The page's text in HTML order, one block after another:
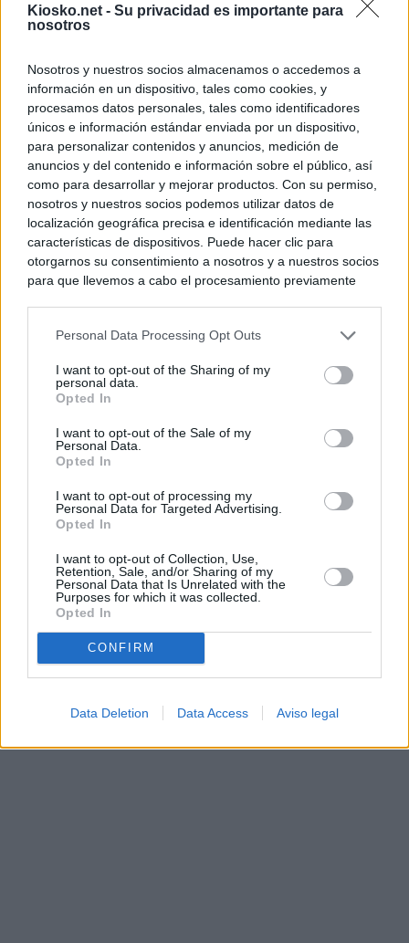
Kiosko.net - Su privacidad es importante para
nosotros
Nosotros y nuestros socios almacenamos o accedemos a
información en un dispositivo, tales como cookies, y
procesamos datos personales, tales como identificadores
únicos e información estándar enviada por un dispositivo,
para personalizar contenidos y anuncios, medición de
anuncios y del contenido e información sobre el público, así
como para desarrollar y mejorar productos. Con su permiso,
nosotros y nuestros socios podemos utilizar datos de
localización geográfica precisa e identificación mediante las
características de dispositivos. Puede hacer clic para
otorgarnos su consentimiento a nosotros y a nuestros socios
para que llevemos a cabo el procesamiento previamente
negar su consentimiento. Tenga en cuenta que algún
de su consentimiento, pero usted tiene el derecho de
rechazar tal procesamiento. Sus preferencias se aplicarán
cualquier momento entrando de nuevo en este sitio web o
visitando nuestra política de privacidad.
Personal Data Processing Opt Outs
I want to opt-out of the Sharing of my
personal data.
Opted In
I want to opt-out of the Sale of my
Personal Data.
Opted In
I want to opt-out of processing my
Personal Data for Targeted Advertising.
Opted In
I want to opt-out of Collection, Use,
Retention, Sale, and/or Sharing of my
Personal Data that Is Unrelated with the
Purposes for which it was collected.
Opted In
CONFIRM
Data Deletion Data Access Aviso legal